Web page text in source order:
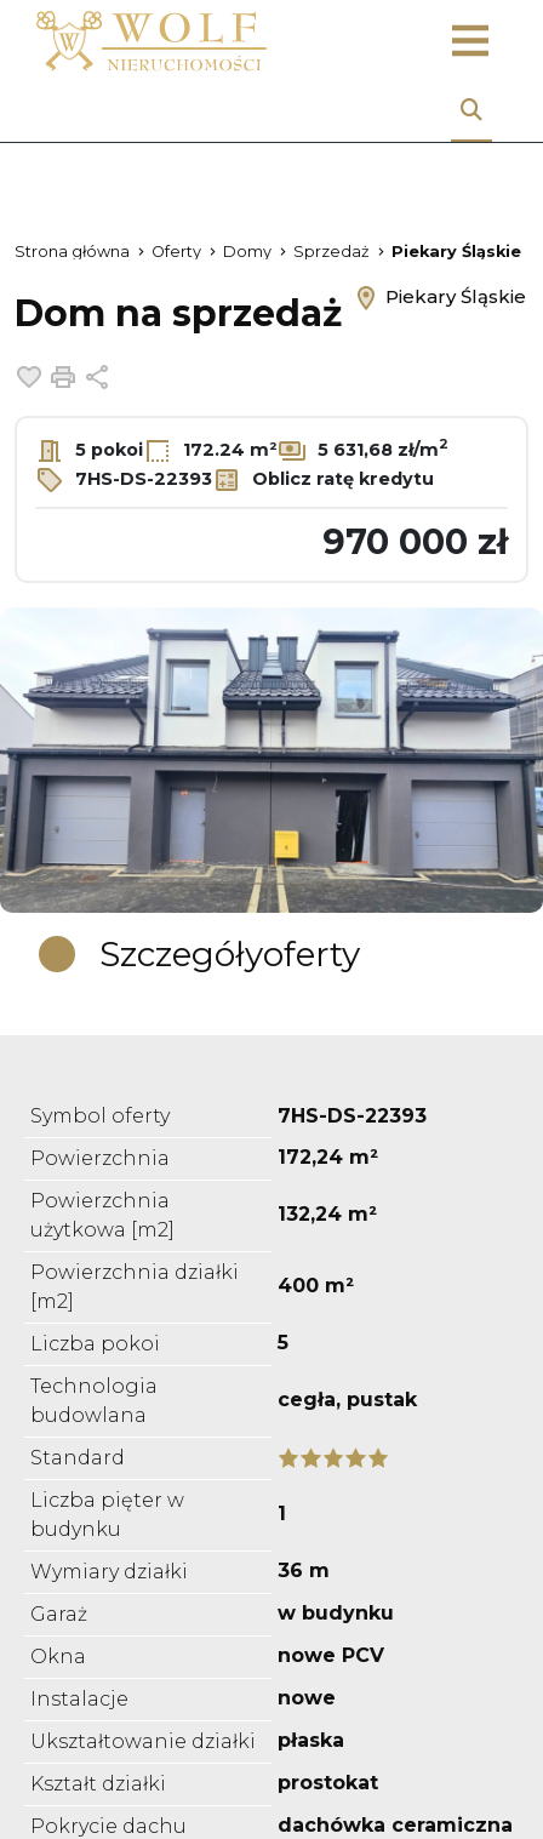
Strona główna Oferty Domy Sprzedaż Piekary Śląskie
Dom na sprzedaż Piekary Śląskie
Dodaj do ulubionych
Drukuj
5 pokoi 172.24 m² 5 631,68 zł/m2
7HS-DS-22393 Oblicz ratę kredytu
970 000 zł
Szczegółyoferty
Symbol oferty
7HS-DS-22393
Powierzchnia
172,24 m²
Powierzchnia
użytkowa [m2]
132,24 m²
Powierzchnia działki
[m2]
400 m²
Liczba pokoi
5
Technologia
budowlana
cegła, pustak
Standard
Liczba pięter w
budynku
1
Wymiary działki
36 m
Garaż
w budynku
Okna
nowe PCV
Instalacje
nowe
Ukształtowanie działki
płaska
Kształt działki
prostokat
Pokrycie dachu
dachówka ceramiczna